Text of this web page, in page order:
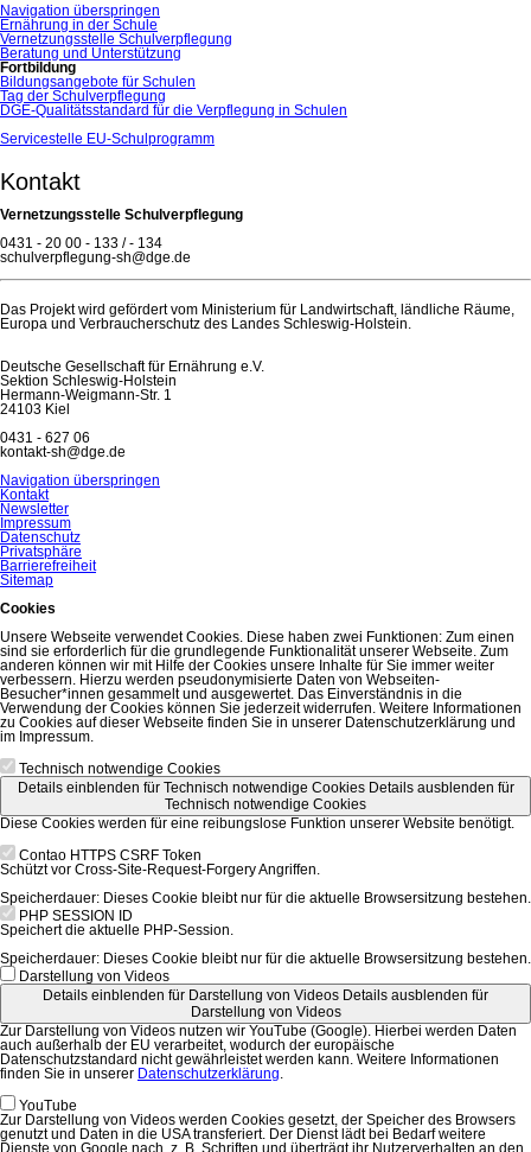
Navigation überspringen
Ernährung in der Schule
Vernetzungsstelle Schulverpflegung
Beratung und Unterstützung
Fortbildung
Bildungsangebote für Schulen
Tag der Schulverpflegung
DGE-Qualitätsstandard für die Verpflegung in Schulen
Servicestelle EU-Schulprogramm
Kontakt
Vernetzungsstelle Schulverpflegung
0431 - 20 00 - 133 / - 134
schulverpflegung-sh@dge.de
Das Projekt wird gefördert vom Ministerium für Landwirtschaft, ländliche Räume,
Europa und Verbraucherschutz des Landes Schleswig-Holstein.
Deutsche Gesellschaft für Ernährung e.V.
Sektion Schleswig-Holstein
Hermann-Weigmann-Str. 1
24103 Kiel
0431 - 627 06
kontakt-sh@dge.de
Navigation überspringen
Kontakt
Newsletter
Impressum
Datenschutz
Privatsphäre
Barrierefreiheit
Sitemap
Cookies
Unsere Webseite verwendet Cookies. Diese haben zwei Funktionen: Zum einen
sind sie erforderlich für die grundlegende Funktionalität unserer Webseite. Zum
anderen können wir mit Hilfe der Cookies unsere Inhalte für Sie immer weiter
verbessern. Hierzu werden pseudonymisierte Daten von Webseiten-
Besucher*innen gesammelt und ausgewertet. Das Einverständnis in die
Verwendung der Cookies können Sie jederzeit widerrufen. Weitere Informationen
zu Cookies auf dieser Webseite finden Sie in unserer Datenschutzerklärung und
im Impressum.
Technisch notwendige Cookies
Details einblenden für Technisch notwendige Cookies Details ausblenden für
Technisch notwendige Cookies
Diese Cookies werden für eine reibungslose Funktion unserer Website benötigt.
Contao HTTPS CSRF Token
Schützt vor Cross-Site-Request-Forgery Angriffen.
Speicherdauer: Dieses Cookie bleibt nur für die aktuelle Browsersitzung bestehen.
PHP SESSION ID
Speichert die aktuelle PHP-Session.
Speicherdauer: Dieses Cookie bleibt nur für die aktuelle Browsersitzung bestehen.
Darstellung von Videos
Details einblenden für Darstellung von Videos Details ausblenden für
Darstellung von Videos
Zur Darstellung von Videos nutzen wir YouTube (Google). Hierbei werden Daten
auch außerhalb der EU verarbeitet, wodurch der europäische
Datenschutzstandard nicht gewährleistet werden kann. Weitere Informationen
finden Sie in unserer Datenschutzerklärung.
YouTube
Zur Darstellung von Videos werden Cookies gesetzt, der Speicher des Browsers
genutzt und Daten in die USA transferiert. Der Dienst lädt bei Bedarf weitere
Dienste von Google nach, z. B. Schriften und überträgt ihr Nutzerverhalten an den